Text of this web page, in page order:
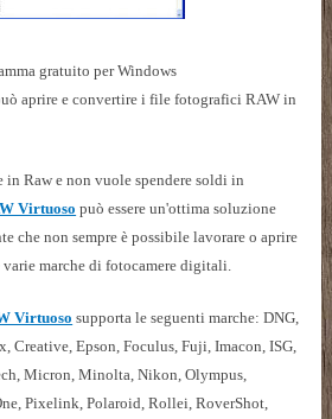
gratuito per Windows
aprire e convertire i file fotografici RAW in
Raw e non vuole spendere soldi in
Virtuoso può essere un'ottima soluzione
che non sempre è possibile lavorare o aprire
varie marche di fotocamere digitali.
Virtuoso supporta le seguenti marche: DNG,
Creative, Epson, Foculus, Fuji, Imacon, ISG,
Micron, Minolta, Nikon, Olympus,
Pixelink, Polaroid, Rollei, RoverShot,